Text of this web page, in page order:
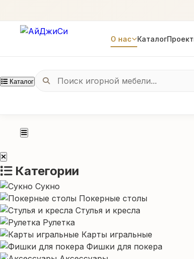
О нас Каталог
Каталог
Категории
Сукно
Покерные столы
Стулья и кресла
Рулетка
Карты игральные
Фишки для покера